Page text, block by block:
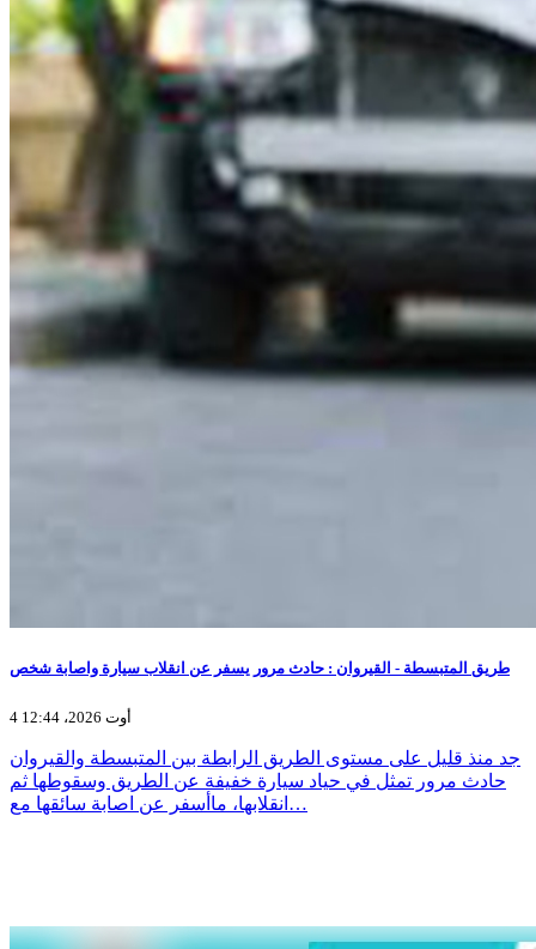
طريق المتبسطة - القيروان : حادث مرور يسفر عن انقلاب سيارة واصابة شخص
4 أوت 2026، 12:44
جد منذ قليل على مستوى الطريق الرابطة بين المتبسطة والقيروان
حادث مرور تمثل في حياد سيارة خفيفة عن الطريق وسقوطها ثم
انقلابها، ماأسفر عن اصابة سائقها مع…